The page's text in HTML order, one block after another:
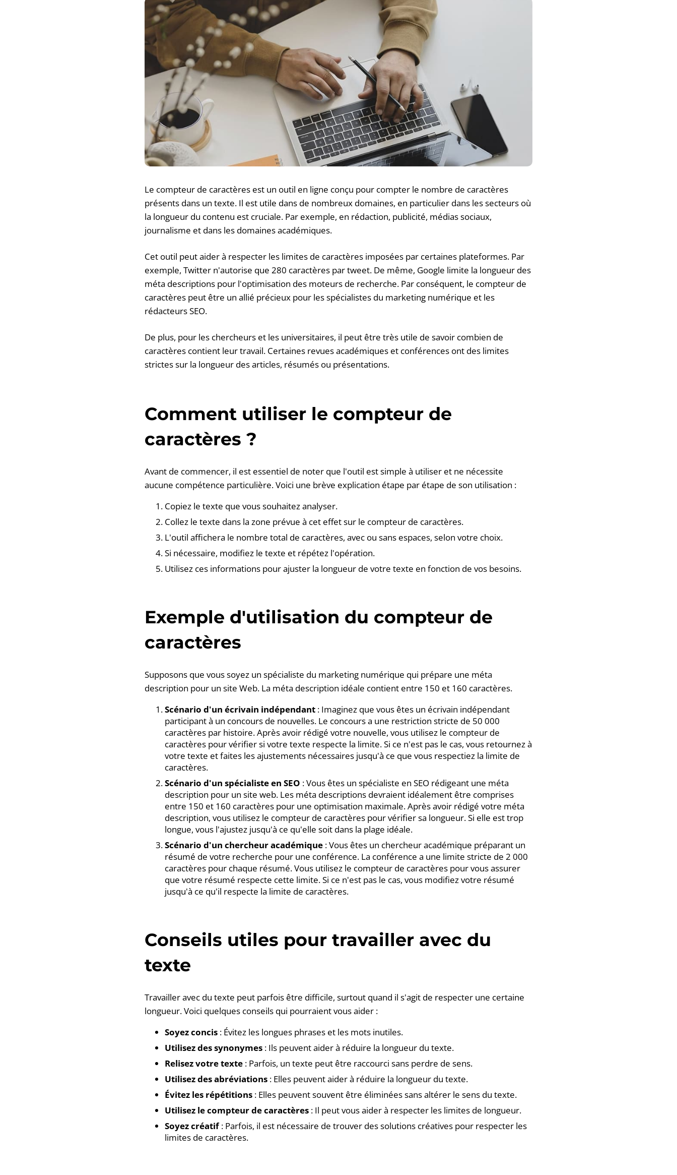
Le compteur de caractères est un outil en ligne conçu pour compter le nombre de caractères
présents dans un texte. Il est utile dans de nombreux domaines, en particulier dans les secteurs où
la longueur du contenu est cruciale. Par exemple, en rédaction, publicité, médias sociaux,
journalisme et dans les domaines académiques.
Cet outil peut aider à respecter les limites de caractères imposées par certaines plateformes. Par
exemple, Twitter n'autorise que 280 caractères par tweet. De même, Google limite la longueur des
méta descriptions pour l'optimisation des moteurs de recherche. Par conséquent, le compteur de
caractères peut être un allié précieux pour les spécialistes du marketing numérique et les
rédacteurs SEO.
De plus, pour les chercheurs et les universitaires, il peut être très utile de savoir combien de
caractères contient leur travail. Certaines revues académiques et conférences ont des limites
strictes sur la longueur des articles, résumés ou présentations.
Comment utiliser le compteur de
caractères ?
Avant de commencer, il est essentiel de noter que l'outil est simple à utiliser et ne nécessite
aucune compétence particulière. Voici une brève explication étape par étape de son utilisation :
Copiez le texte que vous souhaitez analyser.
Collez le texte dans la zone prévue à cet effet sur le compteur de caractères.
L'outil affichera le nombre total de caractères, avec ou sans espaces, selon votre choix.
Si nécessaire, modifiez le texte et répétez l'opération.
Utilisez ces informations pour ajuster la longueur de votre texte en fonction de vos besoins.
Exemple d'utilisation du compteur de
caractères
Supposons que vous soyez un spécialiste du marketing numérique qui prépare une méta
description pour un site Web. La méta description idéale contient entre 150 et 160 caractères.
Scénario d'un écrivain indépendant : Imaginez que vous êtes un écrivain indépendant
participant à un concours de nouvelles. Le concours a une restriction stricte de 50 000
caractères par histoire. Après avoir rédigé votre nouvelle, vous utilisez le compteur de
caractères pour vérifier si votre texte respecte la limite. Si ce n'est pas le cas, vous retournez à
votre texte et faites les ajustements nécessaires jusqu'à ce que vous respectiez la limite de
caractères.
Scénario d'un spécialiste en SEO : Vous êtes un spécialiste en SEO rédigeant une méta
description pour un site web. Les méta descriptions devraient idéalement être comprises
entre 150 et 160 caractères pour une optimisation maximale. Après avoir rédigé votre méta
description, vous utilisez le compteur de caractères pour vérifier sa longueur. Si elle est trop
longue, vous l'ajustez jusqu'à ce qu'elle soit dans la plage idéale.
Scénario d'un chercheur académique : Vous êtes un chercheur académique préparant un
résumé de votre recherche pour une conférence. La conférence a une limite stricte de 2 000
caractères pour chaque résumé. Vous utilisez le compteur de caractères pour vous assurer
que votre résumé respecte cette limite. Si ce n'est pas le cas, vous modifiez votre résumé
jusqu'à ce qu'il respecte la limite de caractères.
Conseils utiles pour travailler avec du
texte
Travailler avec du texte peut parfois être difficile, surtout quand il s'agit de respecter une certaine
longueur. Voici quelques conseils qui pourraient vous aider :
Soyez concis : Évitez les longues phrases et les mots inutiles.
Utilisez des synonymes : Ils peuvent aider à réduire la longueur du texte.
Relisez votre texte : Parfois, un texte peut être raccourci sans perdre de sens.
Utilisez des abréviations : Elles peuvent aider à réduire la longueur du texte.
Évitez les répétitions : Elles peuvent souvent être éliminées sans altérer le sens du texte.
Utilisez le compteur de caractères : Il peut vous aider à respecter les limites de longueur.
Soyez créatif: Parfois, il est nécessaire de trouver des solutions créatives pour respecter les
limites de caractères.